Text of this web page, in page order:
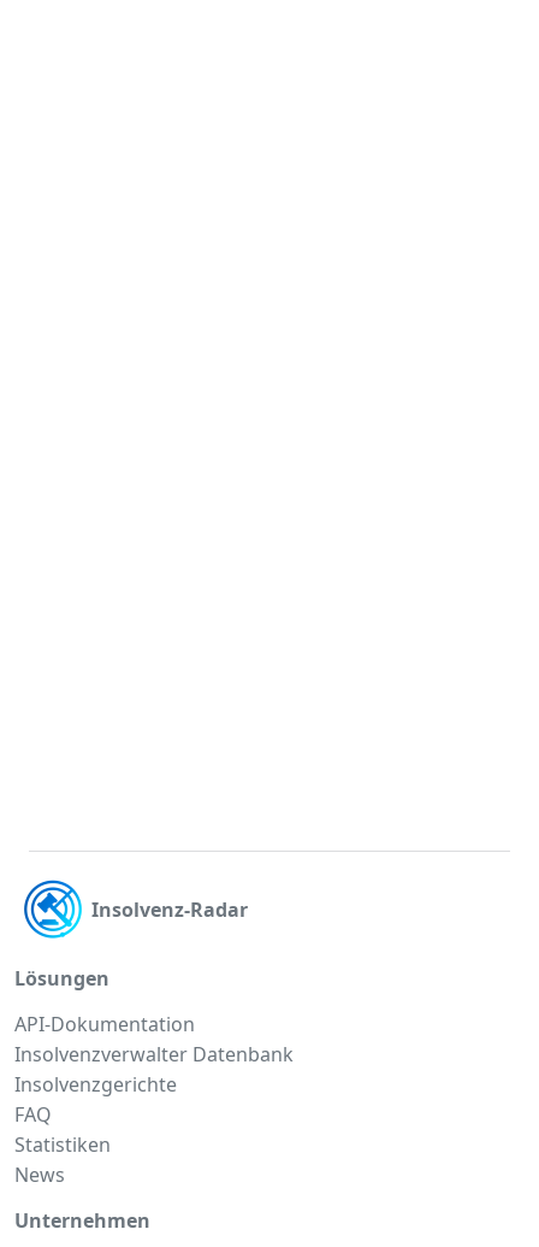
Insolvenz-Radar
Lösungen
API-Dokumentation
Insolvenzverwalter Datenbank
Insolvenzgerichte
FAQ
Statistiken
News
Unternehmen